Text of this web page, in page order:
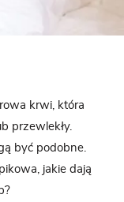
krwi, która
przewlekły.
być podobne.
jakie dają